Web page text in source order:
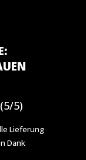
(5/5)
Lieferung
Dank